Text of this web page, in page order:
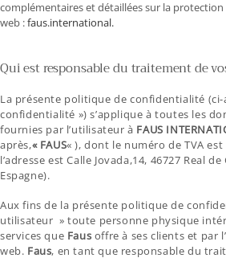
complémentaires et détaillées sur la
web :faus.international.
Qui est responsable du traitement de
La présente politique de confidentialité
confidentialité ») s’applique à toutes les
fournies par l’utilisateur à FAUS
après,« FAUS« ), dont le numéro de TVA
l’adresse est Calle Jovada,14, 46727 Real
Espagne).
Aux fins de la présente politique de
utilisateur » toute personne physique
services que Faus offre à ses clients et par
web. Faus, en tant que responsable du